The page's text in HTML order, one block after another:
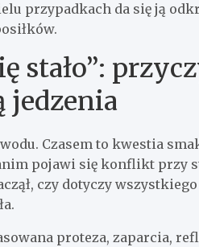
przypadkach da się ją
stało”:
jedzenia
Czasem to kwestia
pojawi się konflikt przy
czy dotyczy
proteza, zaparcia,